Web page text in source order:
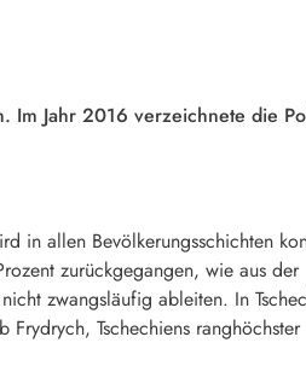
Im Jahr 2016 verzeichnete die
in allen Bevölkerungsschichten
zurückgegangen, wie aus der
zwangsläufig ableiten. In
Tschechiens ranghöchster